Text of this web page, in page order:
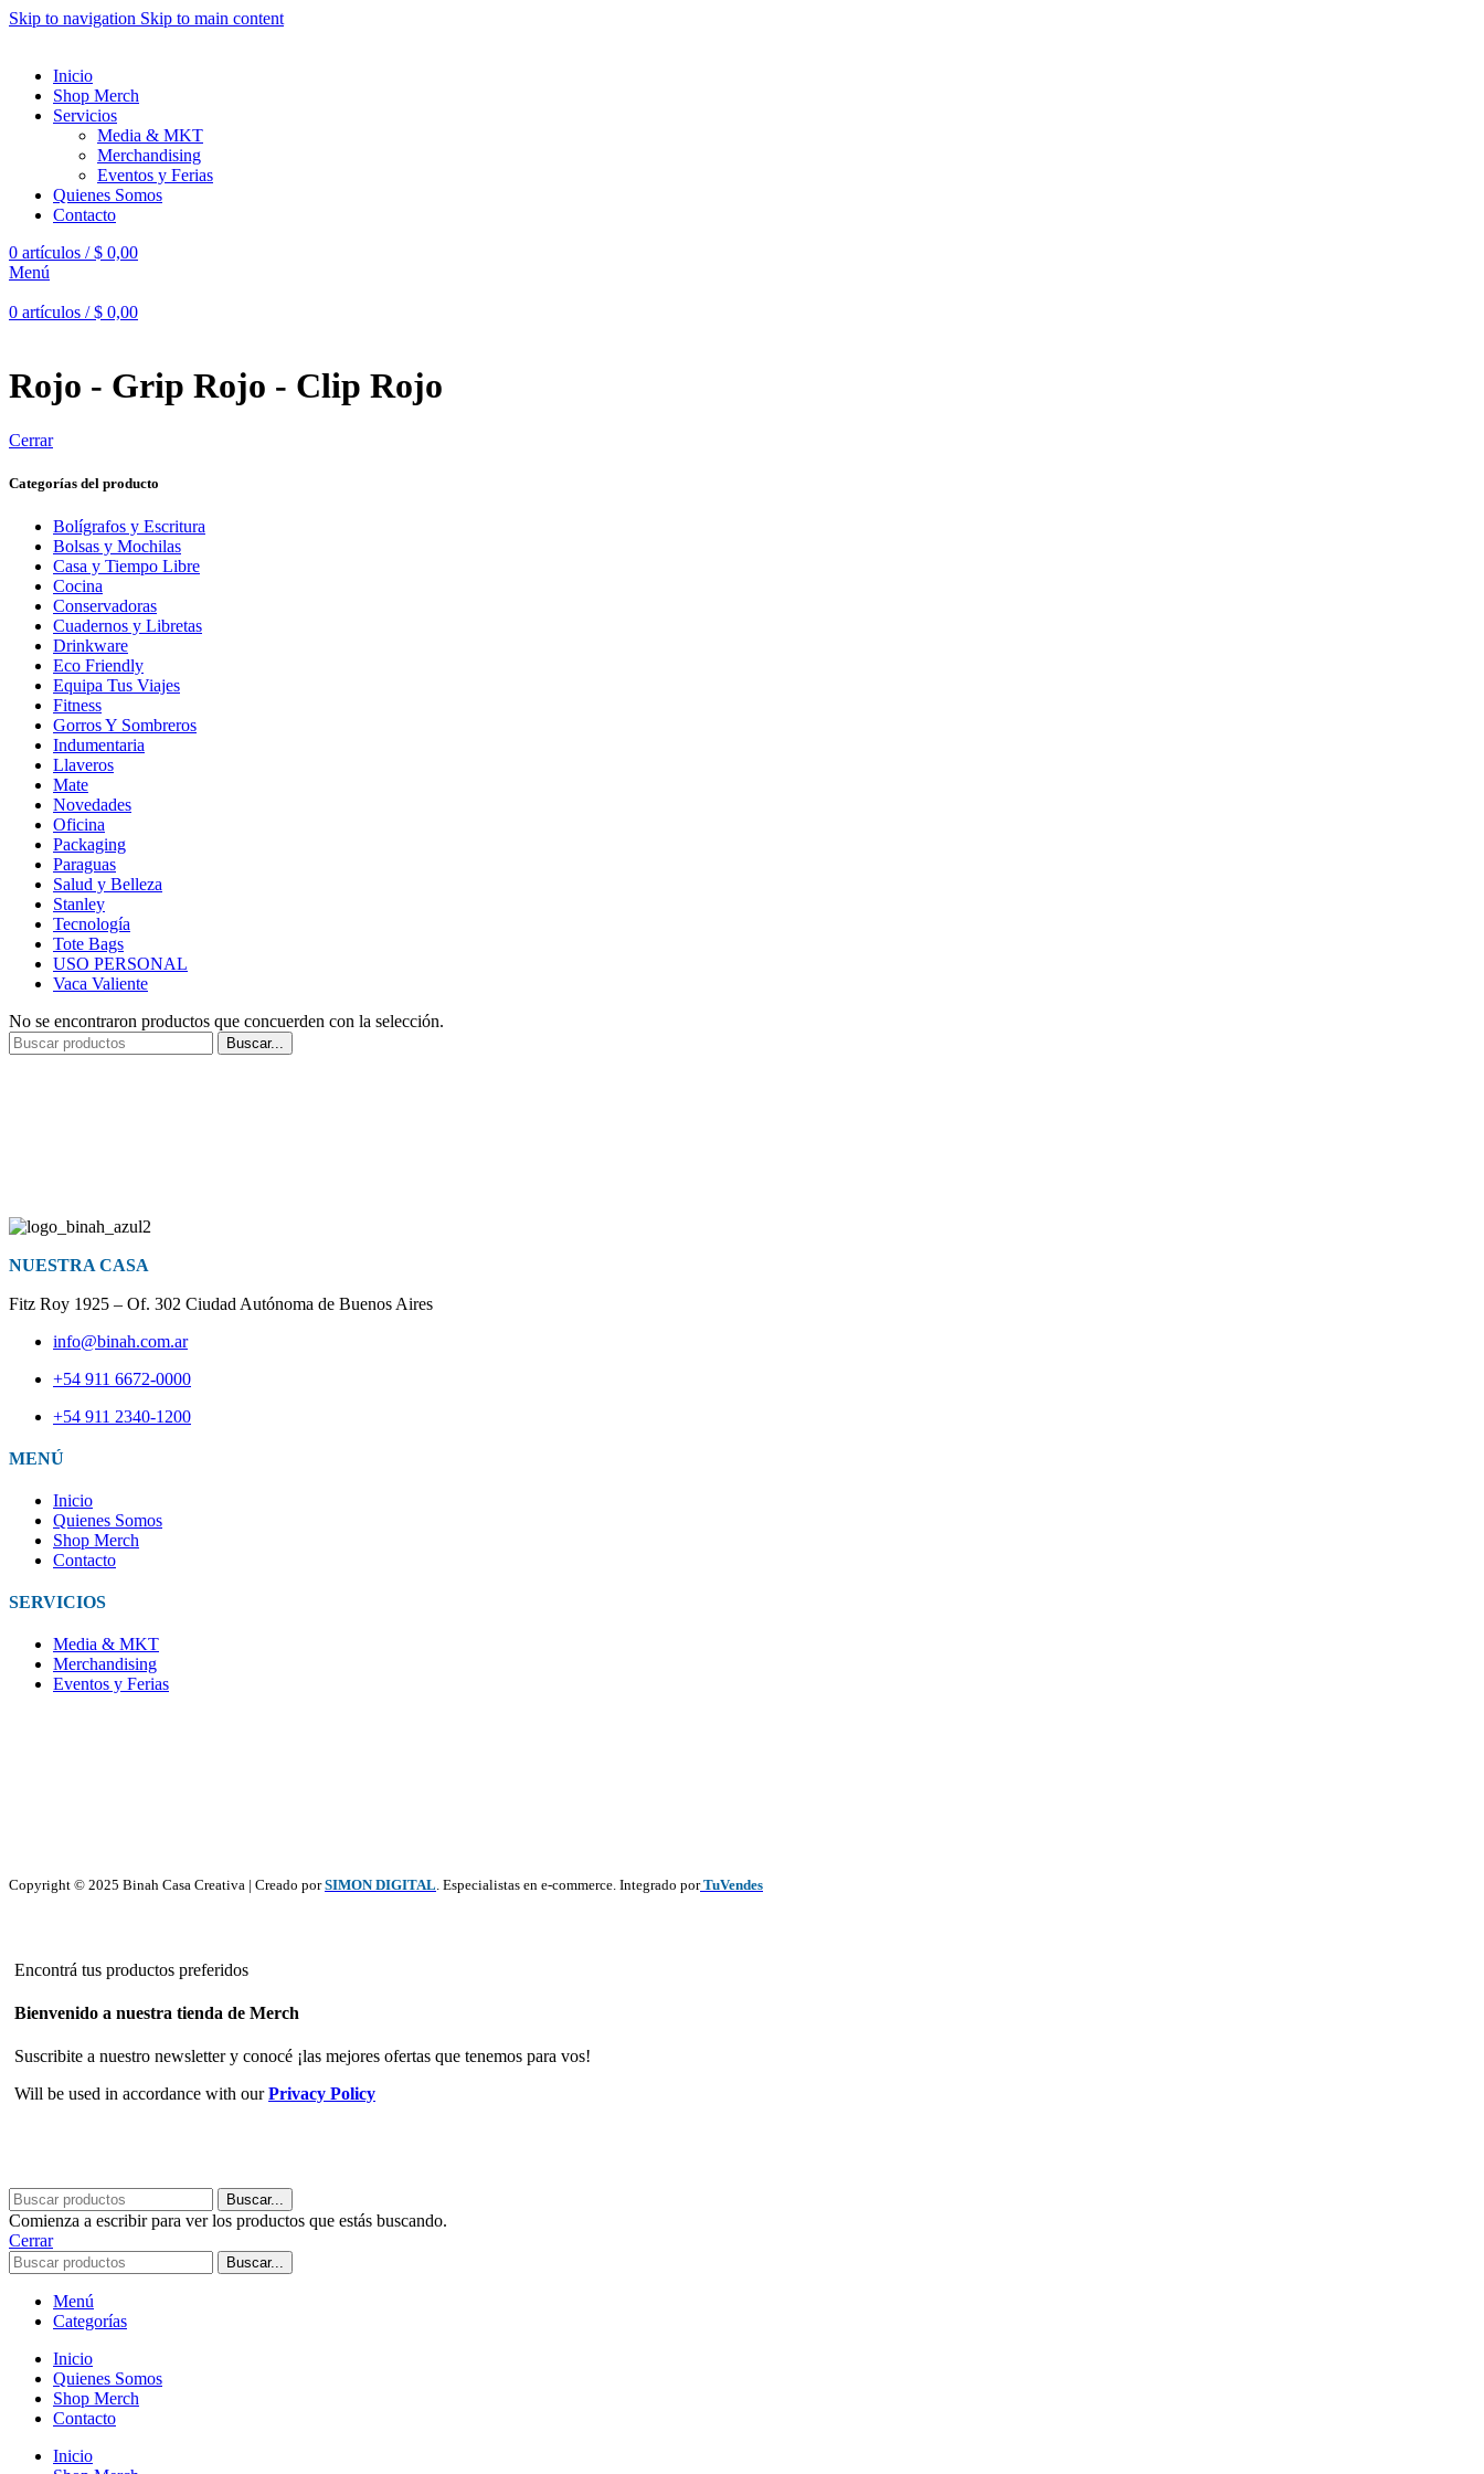
Skip to navigation Skip to main content
Inicio
Shop Merch
Servicios
Media & MKT
Merchandising
Eventos y Ferias
Quienes Somos
Contacto
0 artículos / $ 0,00
Menú
0 artículos / $ 0,00
Rojo - Grip Rojo - Clip Rojo
Cerrar
Categorías del producto
Bolígrafos y Escritura
Bolsas y Mochilas
Casa y Tiempo Libre
Cocina
Conservadoras
Cuadernos y Libretas
Drinkware
Eco Friendly
Equipa Tus Viajes
Fitness
Gorros Y Sombreros
Indumentaria
Llaveros
Mate
Novedades
Oficina
Packaging
Paraguas
Salud y Belleza
Stanley
Tecnología
Tote Bags
USO PERSONAL
Vaca Valiente
No se encontraron productos que concuerden con la selección.
Buscar...
NUESTRA CASA
Fitz Roy 1925 – Of. 302 Ciudad Autónoma de Buenos Aires
info@binah.com.ar
+54 911 6672-0000
+54 911 2340-1200
MENÚ
Inicio
Quienes Somos
Shop Merch
Contacto
SERVICIOS
Media & MKT
Merchandising
Eventos y Ferias
Copyright © 2025 Binah Casa Creativa | Creado porSIMON DIGITAL . Especialistas en e-commerce. Integrado porTuVendes
Encontrá tus productos preferidos
Bienvenido a nuestra tienda de Merch
Suscribite a nuestro newsletter y conocé ¡las mejores ofertas que tenemos para vos!
Will be used in accordance with ourPrivacy Policy
Buscar...
Comienza a escribir para ver los productos que estás buscando.
Cerrar
Buscar...
Menú
Categorías
Inicio
Quienes Somos
Shop Merch
Contacto
Inicio